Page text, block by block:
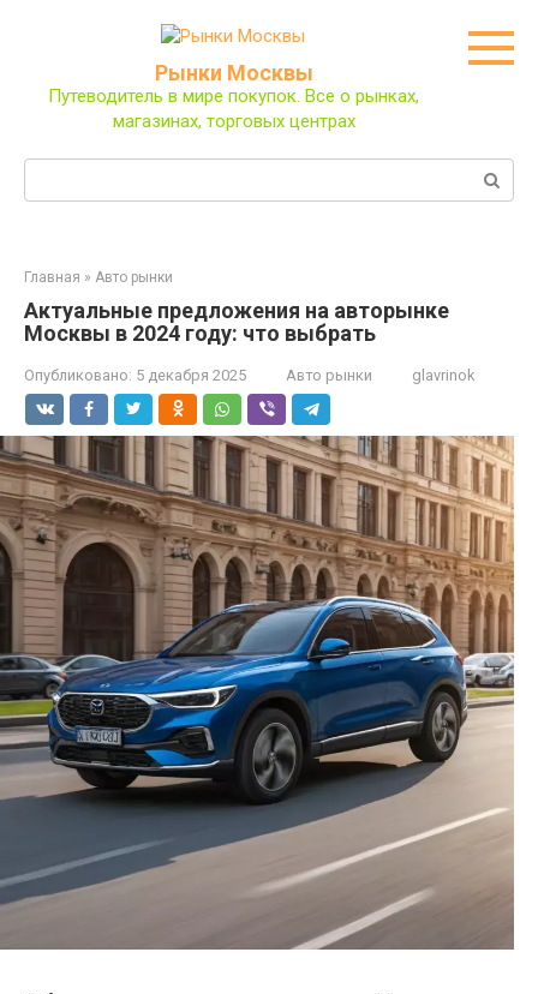
Рынки Москвы
Путеводитель в мире покупок. Все о рынках,
магазинах, торговых центрах
Главная » Авто рынки
Актуальные предложения на авторынке
Москвы в 2024 году: что выбрать
Опубликовано: 5 декабря 2025 Авто рынки glavrinok